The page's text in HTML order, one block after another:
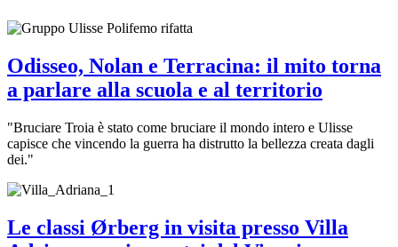
Odisseo, Nolan e Terracina: il mito torna
a parlare alla scuola e al territorio
"Bruciare Troia è stato come bruciare il mondo intero e Ulisse
capisce che vincendo la guerra ha distrutto la bellezza creata dagli
dei."
Le classi Ørberg in visita presso Villa